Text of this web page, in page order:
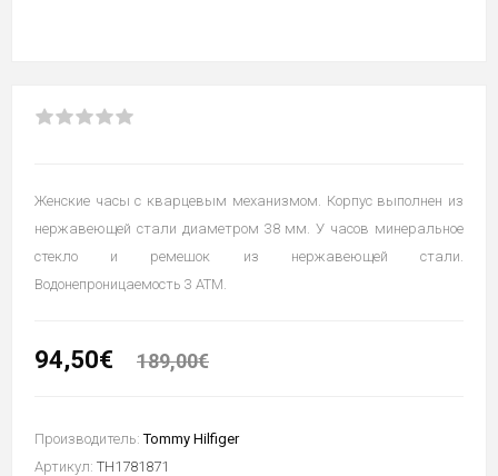
Женские часы с кварцевым механизмом. Корпус выполнен из
нержавеющей стали диаметром 38 мм. У часов минеральное
стекло и ремешок из нержавеющей стали.
Водонепроницаемость 3 ATM.
94,50€ 189,00€
Производитель: Tommy Hilfiger
Артикул: TH1781871